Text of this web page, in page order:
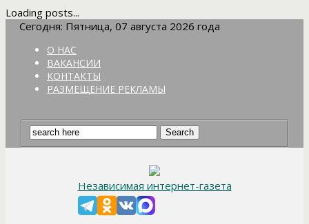
Loading posts...
Сегодня: Пятница, 07 августа 2026 года
О НАС
ВАКАНСИИ
КОНТАКТЫ
РАЗМЕЩЕНИЕ РЕКЛАМЫ
Независимая интернет-газета